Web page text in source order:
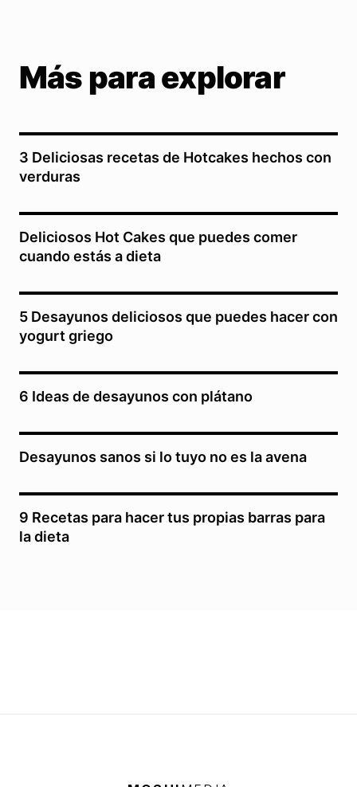
Más para explorar
3 Deliciosas recetas de Hotcakes hechos con
verduras
Deliciosos Hot Cakes que puedes comer
cuando estás a dieta
5 Desayunos deliciosos que puedes hacer con
yogurt griego
6 Ideas de desayunos con plátano
Desayunos sanos si lo tuyo no es la avena
9 Recetas para hacer tus propias barras para
la dieta